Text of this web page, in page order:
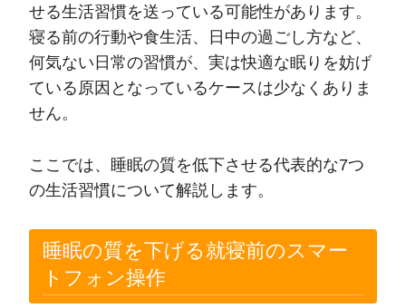
せる生活習慣を送っている可能性があります。
寝る前の行動や食生活、日中の過ごし方など、
何気ない日常の習慣が、実は快適な眠りを妨げ
ている原因となっているケースは少なくありま
せん。
ここでは、睡眠の質を低下させる代表的な7つ
の生活習慣について解説します。
睡眠の質を下げる就寝前のスマー
トフォン操作